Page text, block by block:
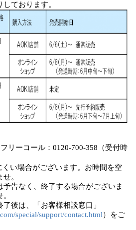
ております。
リーコール：0120-700-358（受付時
い場合がございます。お時間を空
。
告なく、終了する場合がございま
後は、「お客様相談窓口」
special/support/contact.html）をご